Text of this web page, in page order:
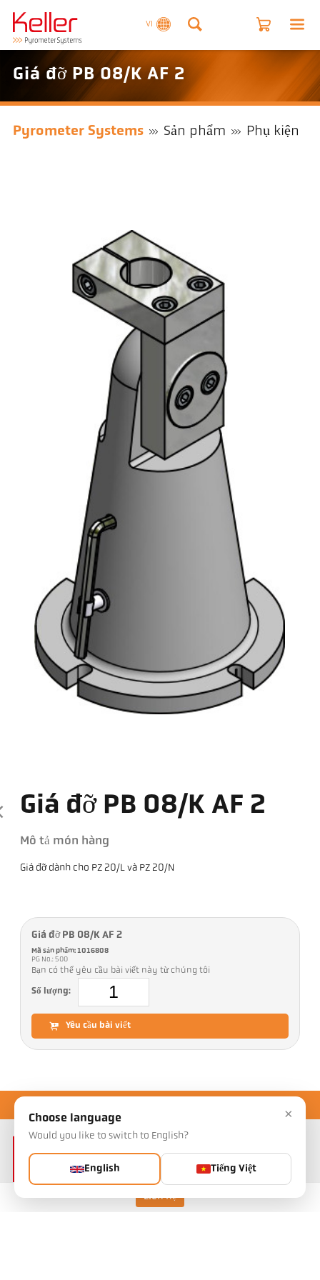
VI
Liên hệ
Giá đỡ PB 08/K AF 2
Pyrometer Systems Sản phẩm Phụ kiện
Giá đỡ PB 08/K AF 2
Mô tả món hàng
Giá đỡ dành cho PZ 20/L và PZ 20/N
Giá đỡ PB 08/K AF 2
Mã sản phẩm: 1016808
PG No.: 500
Bạn có thể yêu cầu bài viết này từ chúng tôi
Số lượng:
Yêu cầu bài viết
×
Choose language
Would you like to switch to English?
English Tiếng Việt